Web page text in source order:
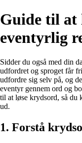
Guide til at
eventyrlig
Sidder du også med din
udfordret og sproget får
udfordre sig selv på, og
eventyr gennem ord og
til at løse krydsord, så du
ud.
1. Forstå